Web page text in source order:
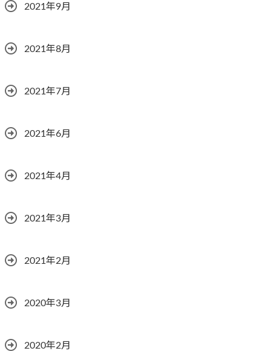
2021年9月
2021年8月
2021年7月
2021年6月
2021年4月
2021年3月
2021年2月
2020年3月
2020年2月